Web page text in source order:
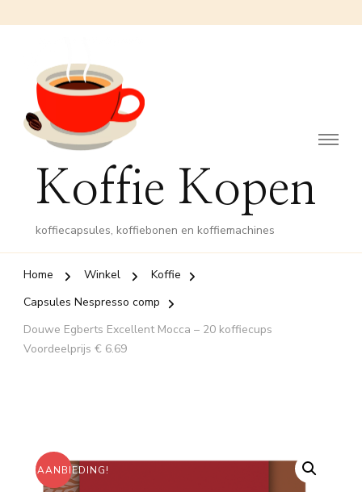
Koffie Kopen
koffiecapsules, koffiebonen en koffiemachines
Home Winkel
Koffie
Capsules Nespresso comp
Douwe Egberts Excellent Mocca – 20 koffiecups
Voordeelprijs € 6.69
AANBIEDING!